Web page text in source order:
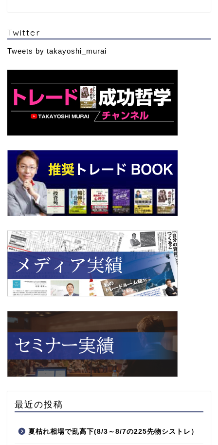
Twitter
Tweets by takayoshi_murai
最近の投稿
夏枯れ相場で乱高下(8/3～8/7の225先物シストレ）